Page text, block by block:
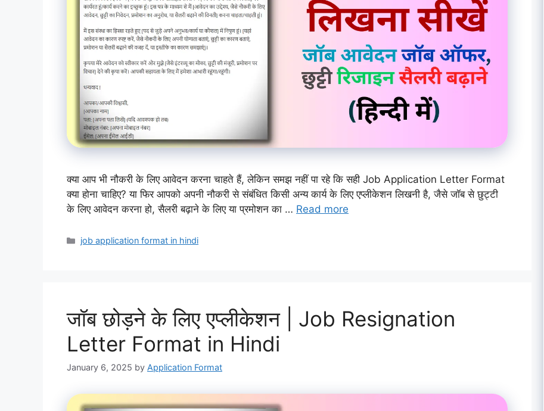
क्या आप भी नौकरी के लिए आवेदन करना चाहते हैं, लेकिन समझ नहीं पा रहे कि सही Job Application Letter Format
क्या होना चाहिए? या फिर आपको अपनी नौकरी से संबंधित किसी अन्य कार्य के लिए एप्लीकेशन लिखनी है, जैसे जॉब से छुट्टी
के लिए आवेदन करना हो, सैलरी बढ़ाने के लिए या प्रमोशन का … Read more
Categories
job application format in hindi
जॉब छोड़ने के लिए एप्लीकेशन | Job Resignation
Letter Format in Hindi
January 6, 2025 by Application Format